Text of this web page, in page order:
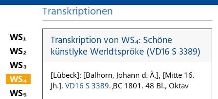
WS₁
WS₂
WS₃
WS₄
WS₅
Transkriptionen
Transkription von WS₄: Schöne
künstlyke Werldtspröke (VD16 S 3389)
[Lübeck]: [Balhorn, Johann d. Ä.], [Mitte 16.
Jh.]. VD16 S 3389. BC1801. 48 Bl., Oktav